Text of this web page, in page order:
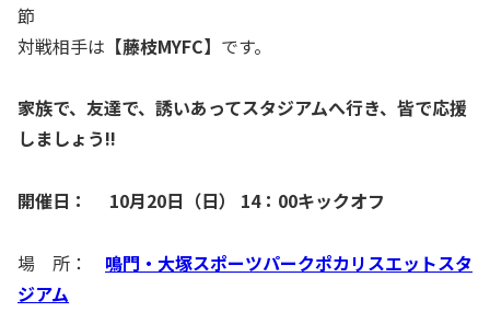
節
対戦相手は 【藤枝MYFC】 です。
家族で、友達で、誘いあってスタジアムへ行き、皆で応援
しましょう!!
開催日： 10月20日（日） 14：00キックオフ
場 所： 鳴門・大塚スポーツパークポカリスエットスタ
ジアム